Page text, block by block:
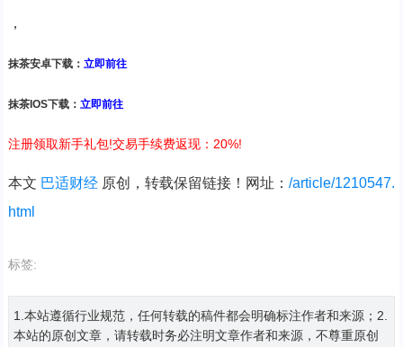
，
抹茶安卓下载： 立即前往
抹茶IOS下载： 立即前往
注册领取新手礼包!交易手续费返现：20%!
本文 巴适财经原创，转载保留链接！网址： /article/1210547.
html
标签:
1.本站遵循行业规范，任何转载的稿件都会明确标注作者和来源；2.
本站的原创文章，请转载时务必注明文章作者和来源，不尊重原创